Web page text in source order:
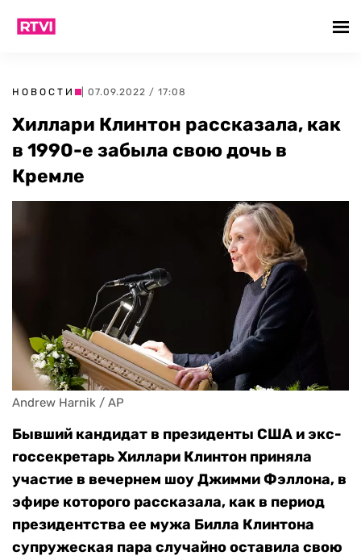
НОВОСТИ | 07.09.2022 / 17:08
Хиллари Клинтон рассказала, как
в 1990-е забыла свою дочь в
Кремле
Andrew Harnik / AP
Бывший кандидат в президенты США и экс-
госсекретарь Хиллари Клинтон приняла
участие в вечернем шоу Джимми Фэллона, в
эфире которого рассказала, как в период
президентства ее мужа Билла Клинтона
супружеская пара случайно оставила свою